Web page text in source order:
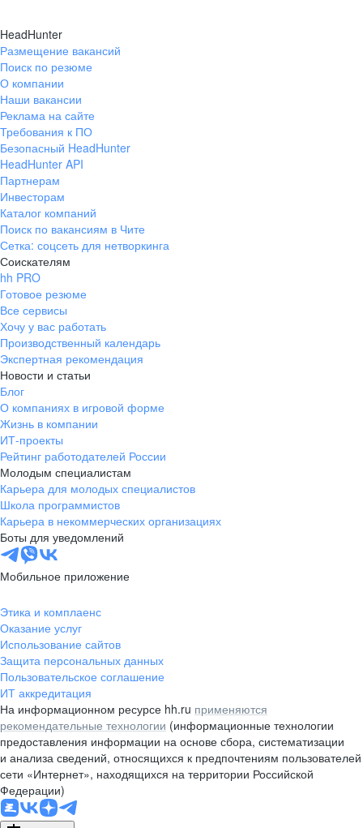
HeadHunter
Размещение вакансий
Поиск по резюме
О компании
Наши вакансии
Реклама на сайте
Требования к ПО
Безопасный HeadHunter
HeadHunter API
Партнерам
Инвесторам
Каталог компаний
Поиск по вакансиям в Чите
Сетка: соцсеть для нетворкинга
Соискателям
hh PRO
Готовое резюме
Все сервисы
Хочу у вас работать
Производственный календарь
Экспертная рекомендация
Новости и статьи
Блог
О компаниях в игровой форме
Жизнь в компании
ИТ-проекты
Рейтинг работодателей России
Молодым специалистам
Карьера для молодых специалистов
Школа программистов
Карьера в некоммерческих организациях
Боты для уведомлений
Мобильное приложение
Этика и комплаенс
Оказание услуг
Использование сайтов
Защита персональных данных
Пользовательское соглашение
ИТ аккредитация
На информационном ресурсе hh.ru применяются
рекомендательные технологии (информационные технологии
предоставления информации на основе сбора, систематизации
и анализа сведений, относящихся к предпочтениям пользователей
сети «Интернет», находящихся на территории Российской
Федерации)